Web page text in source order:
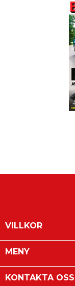
VILLKOR
MENY
KONTAKTA OSS